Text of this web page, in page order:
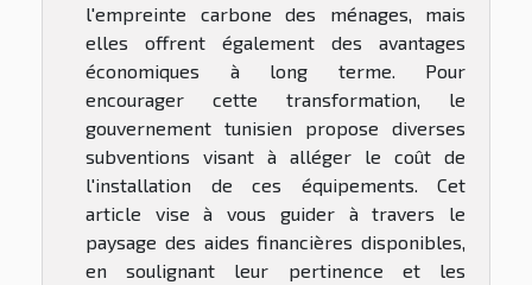
l'empreinte carbone des ménages, mais
elles offrent également des avantages
économiques à long terme. Pour
encourager cette transformation, le
gouvernement tunisien propose diverses
subventions visant à alléger le coût de
l'installation de ces équipements. Cet
article vise à vous guider à travers le
paysage des aides financières disponibles,
en soulignant leur pertinence et les